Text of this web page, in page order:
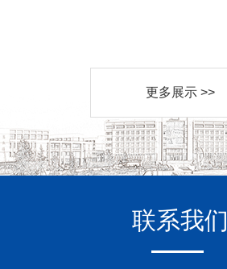
更多展示 >>
联系我们